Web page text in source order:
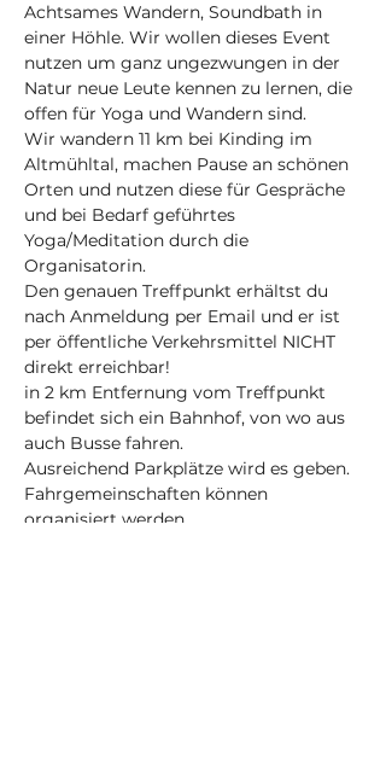
Achtsames Wandern, Soundbath in
einer Höhle. Wir wollen dieses Event
nutzen um ganz ungezwungen in der
Natur neue Leute kennen zu lernen, die
offen für Yoga und Wandern sind.
Wir wandern 11 km bei Kinding im
Altmühltal, machen Pause an schönen
Orten und nutzen diese für Gespräche
und bei Bedarf geführtes
Yoga/Meditation durch die
Organisatorin.
Den genauen Treffpunkt erhältst du
nach Anmeldung per Email und er ist
per öffentliche Verkehrsmittel NICHT
direkt erreichbar!
in 2 km Entfernung vom Treffpunkt
befindet sich ein Bahnhof, von wo aus
auch Busse fahren.
Ausreichend Parkplätze wird es geben.
Fahrgemeinschaften können
organisiert werden.